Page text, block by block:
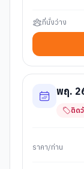
ที่นั่งว่าง
พฤ.
ติด
ราคา/ท่าน